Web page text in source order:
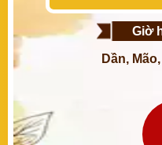
Giờ
Dần,